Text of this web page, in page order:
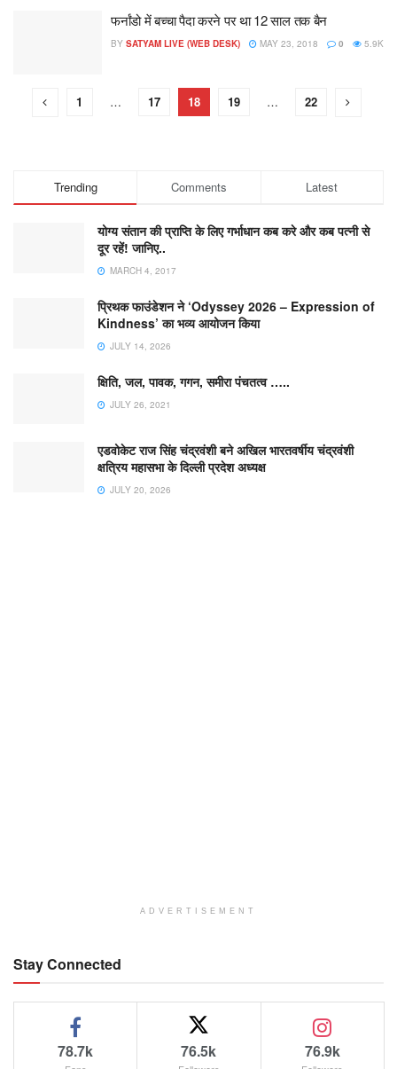
फर्नांडो में बच्चा पैदा करने पर था 12 साल तक बैन
BY SATYAM LIVE (WEB DESK) MAY 23, 2018 0 5.9K
1 … 17 18 19 … 22
Trending Comments Latest
योग्य संतान की प्राप्ति के लिए गर्भाधान कब करे और कब पत्नी से
दूर रहें! जानिए..
MARCH 4, 2017
प्रिथक फाउंडेशन ने ‘Odyssey 2026 – Expression of
Kindness’ का भव्य आयोजन किया
JULY 14, 2026
क्षिति, जल, पावक, गगन, समीरा पंचतत्व …..
JULY 26, 2021
एडवोकेट राज सिंह चंद्रवंशी बने अखिल भारतवर्षीय चंद्रवंशी
क्षत्रिय महासभा के दिल्ली प्रदेश अध्यक्ष
JULY 20, 2026
ADVERTISEMENT
Stay Connected
78.7k 76.5k 76.9k